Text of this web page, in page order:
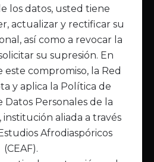
de Datos
los datos, usted tiene
actualizar y rectificar su
así como a revocar la
su supresión. En
compromiso, la Red
y aplica la Política de
Datos Personales de la
institución aliada a través
Afrodiaspóricos
(CEAF).